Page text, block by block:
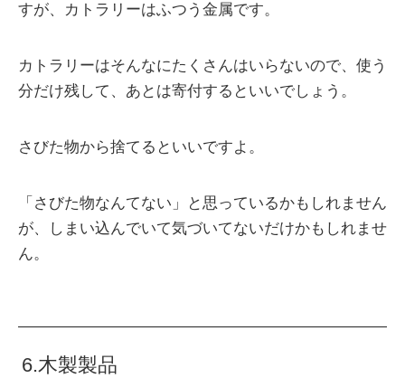
すが、カトラリーはふつう金属です。
カトラリーはそんなにたくさんはいらないので、使う
分だけ残して、あとは寄付するといいでしょう。
さびた物から捨てるといいですよ。
「さびた物なんてない」と思っているかもしれません
が、しまい込んでいて気づいてないだけかもしれませ
ん。
6.木製製品